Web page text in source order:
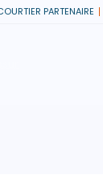
PARTENAIRE